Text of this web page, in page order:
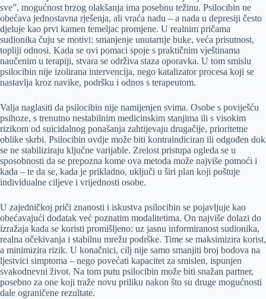
sve”, mogućnost brzog olakšanja ima posebnu težinu. Psilocibin ne
obećava jednostavna rješenja, ali vraća nadu – a nada u depresiji često
djeluje kao prvi kamen temeljac promjene. U realnim pričama
sudionika čuju se motivi: smanjenje unutarnje buke, veća prisutnost,
topliji odnosi. Kada se ovi pomaci spoje s praktičnim vještinama
naučenim u terapiji, stvara se održiva staza oporavka. U tom smislu
psilocibin nije izolirana intervencija, nego katalizator procesa koji se
nastavlja kroz navike, podršku i odnos s terapeutom.
Valja naglasiti da psilocibin nije namijenjen svima. Osobe s poviješću
psihoze, s trenutno nestabilnim medicinskim stanjima ili s visokim
rizikom od suicidalnog ponašanja zahtijevaju drugačije, prioritetne
oblike skrbi. Psilocibin ovdje može biti kontraindiciran ili odgođen dok
se ne stabiliziraju ključne varijable. Zrelost pristupa ogleda se u
sposobnosti da se prepozna kome ova metoda može najviše pomoći i
kada – te da se, kada je prikladno, uključi u širi plan koji poštuje
individualne ciljeve i vrijednosti osobe.
U zajedničkoj priči znanosti i iskustva psilocibin se pojavljuje kao
obećavajući dodatak već poznatim modalitetima. On najviše dolazi do
izražaja kada se koristi promišljeno: uz jasnu informiranost sudionika,
realna očekivanja i stabilnu mrežu podrške. Time se maksimizira korist,
a minimizira rizik. U konačnici, cilj nije samo smanjiti broj bodova na
ljestvici simptoma – nego povećati kapacitet za smislen, ispunjen
svakodnevni život. Na tom putu psilocibin može biti snažan partner,
posebno za one koji traže novu priliku nakon što su druge mogućnosti
dale ograničene rezultate.